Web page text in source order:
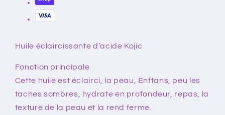
Huile éclaircissante d’acide Kojic
Fonction principale
Cette huile est éclairci, la peau, Enftans, peu les
taches sombres, hydrate en profondeur, repas, la
texture de la peau et la rend ferme.